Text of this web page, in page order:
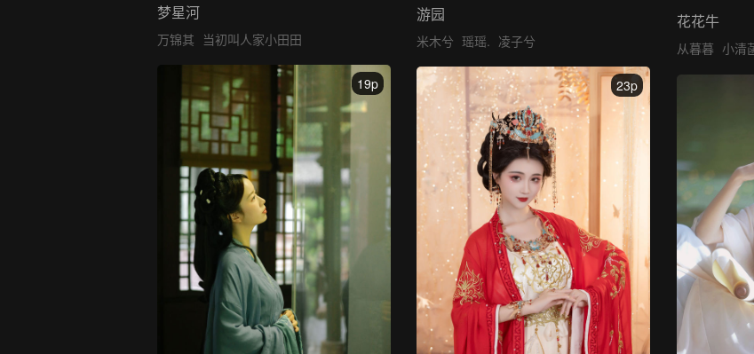
花花牛
从暮暮 小清
梦星河
万锦其 当初叫人家小田田
游园
米木兮 瑶瑶. 凌子兮
19p 23p